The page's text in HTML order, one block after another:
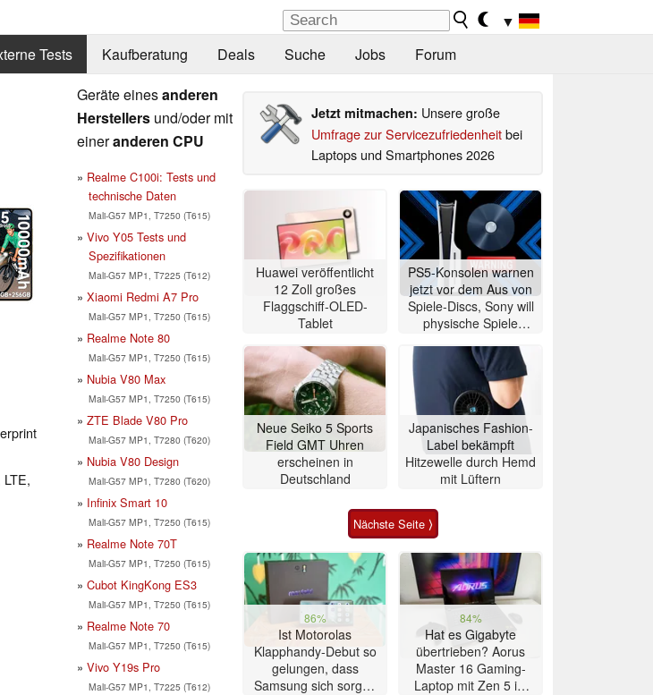
▼
Tests Kaufberatung Deals Suche Jobs Forum
Geräte einesanderen
Herstellers und/oder mit
eineranderen CPU
Realme C100i: Tests und
technische Daten
Mali-G57 MP1, T7250 (T615)
Vivo Y05 Tests und
Spezifikationen
Mali-G57 MP1, T7225 (T612)
Xiaomi Redmi A7 Pro
Mali-G57 MP1, T7250 (T615)
Realme Note 80
Mali-G57 MP1, T7250 (T615)
Nubia V80 Max
Mali-G57 MP1, T7250 (T615)
ZTE Blade V80 Pro
Mali-G57 MP1, T7280 (T620)
Nubia V80 Design
Mali-G57 MP1, T7280 (T620)
Infinix Smart 10
Mali-G57 MP1, T7250 (T615)
Realme Note 70T
Mali-G57 MP1, T7250 (T615)
Cubot KingKong ES3
Mali-G57 MP1, T7250 (T615)
Realme Note 70
Mali-G57 MP1, T7250 (T615)
Vivo Y19s Pro
Mali-G57 MP1, T7225 (T612)
Jetzt mitmachen: Unsere große
Umfrage zur Servicezufriedenheitbei
Laptops und Smartphones 2026
Huawei veröffentlicht
12 Zoll großes
Flaggschiff-OLED-
Tablet
PS5-Konsolen warnen
jetzt vor dem Aus von
Spiele-Discs, Sony will
physische Spiele
Neue Seiko 5 Sports
Field GMT Uhren
erscheinen in
Deutschland
Japanisches Fashion-
Label bekämpft
Hitzewelle durch Hemd
mit Lüftern
Nächste Seite ⟩
86%
Ist Motorolas
Klapphandy-Debut so
gelungen, dass
Samsung sich sorgen
84%
Hat es Gigabyte
übertrieben? Aorus
Master 16 Gaming-
Laptop mit Zen 5 im